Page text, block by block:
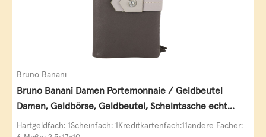
Bruno Banani
Bruno Banani Damen Portemonnaie / Geldbeutel
Damen, Geldbörse, Geldbeutel, Scheintasche echt
Leder
Hartgeldfach: 1Scheinfach: 1Kreditkartenfach:11andere Fächer: